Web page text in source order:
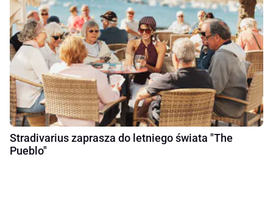
Stradivarius zaprasza do letniego świata "The
Pueblo"